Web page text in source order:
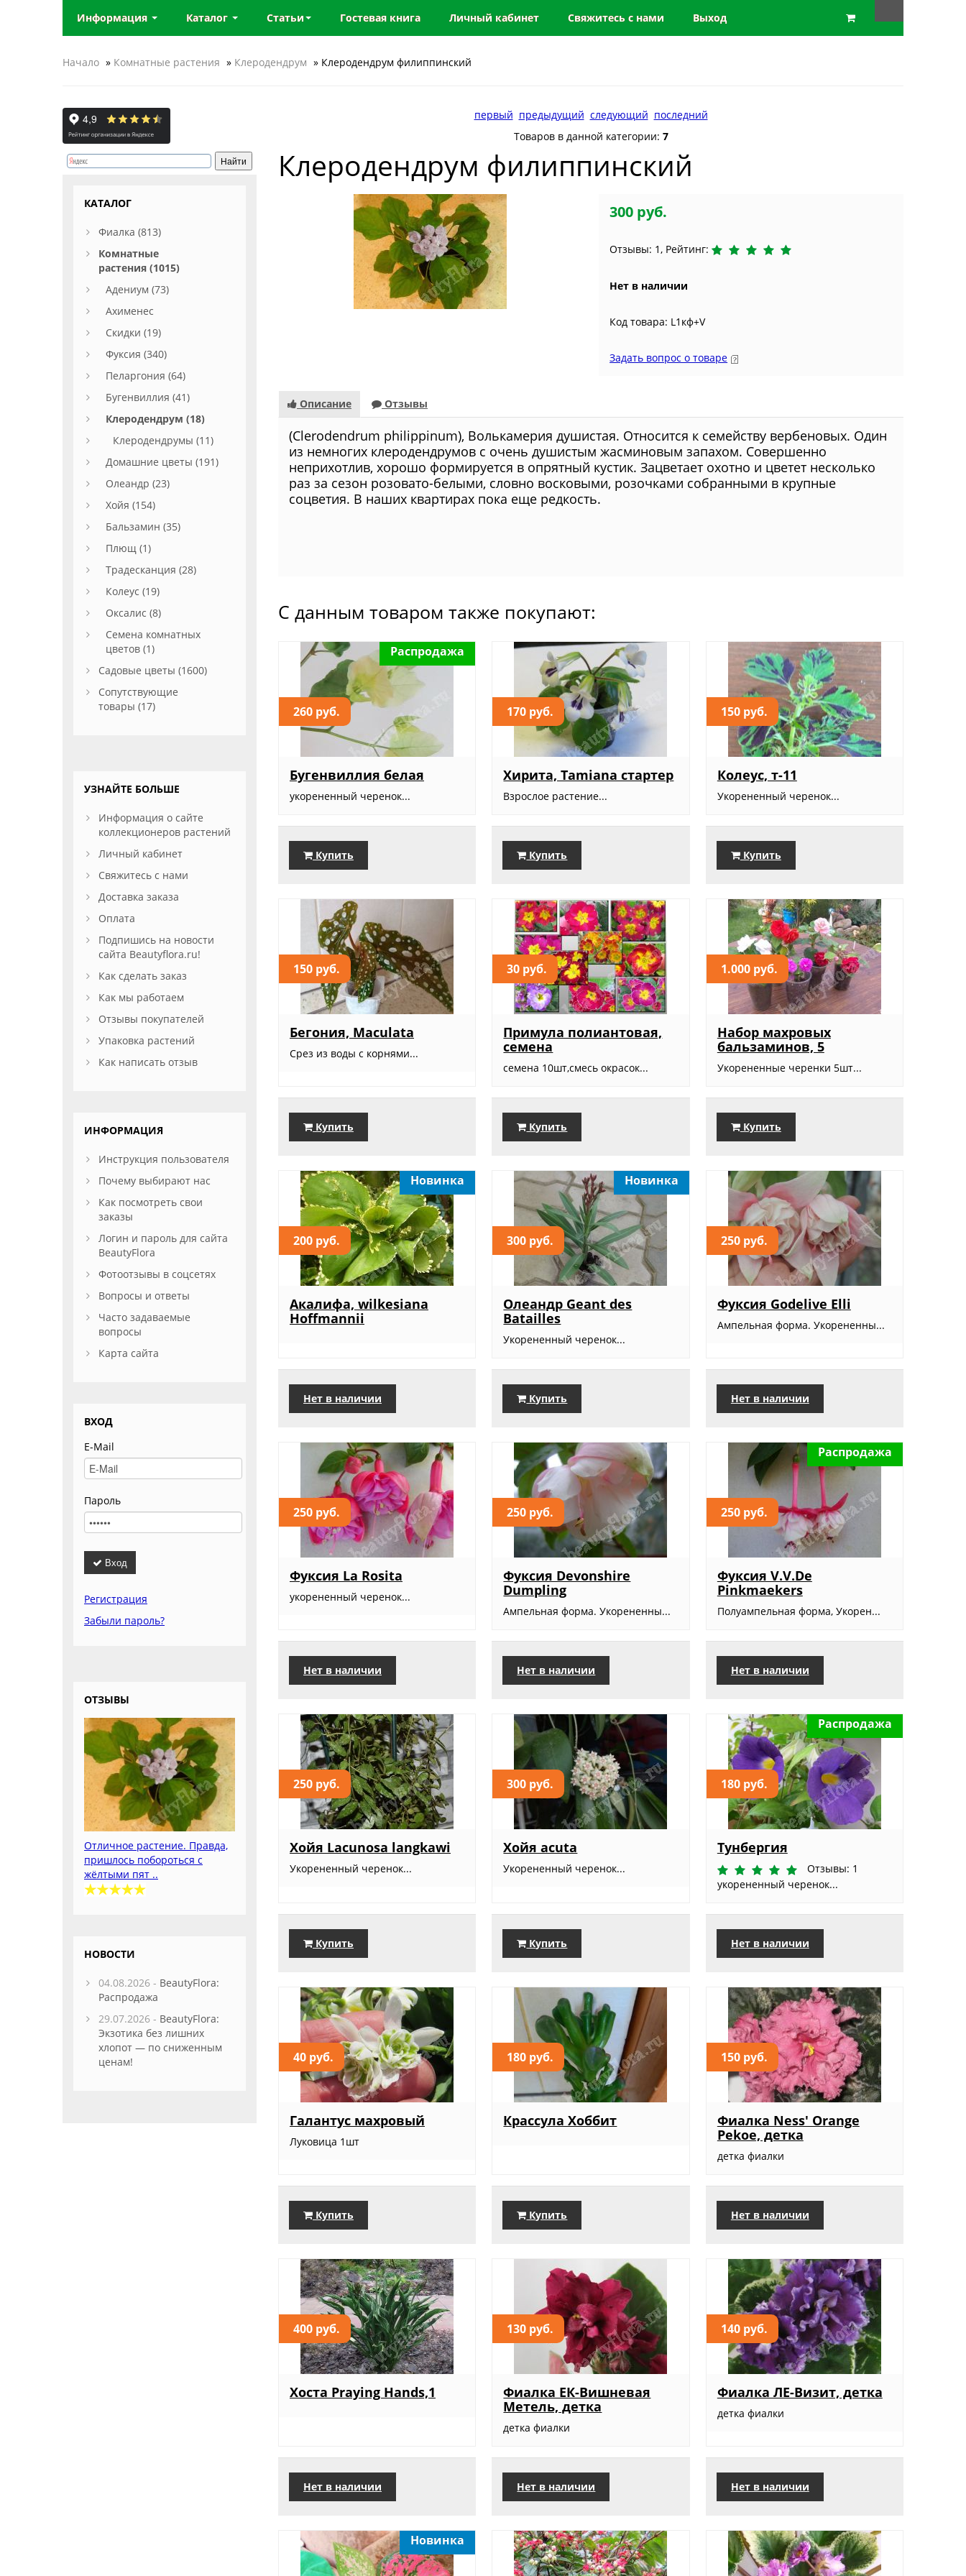
Информация Каталог Статьи Гостевая книга Личный кабинет Свяжитесь с нами Выход
Начало » Комнатные растения » Клеродендрум » Клеродендрум филиппинский
первый предыдущий следующий последний
Товаров в данной категории: 7
Клеродендрум филиппинский
300 руб.
Отзывы: 1, Рейтинг:
Нет в наличии
Код товара: L1кф+V
Задать вопрос о товаре
Описание Отзывы
(Clerodendrum philippinum), Волькамерия душистая. Относится к семейству вербеновых. Один
из немногих клеродендрумов с очень душистым жасминовым запахом. Совершенно
неприхотлив, хорошо формируется в опрятный кустик. Зацветает охотно и цветет несколько
раз за сезон розовато-белыми, словно восковыми, розочками собранными в крупные
соцветия. В наших квартирах пока еще редкость.
С данным товаром также покупают:
260 руб.
Распродажа
Бугенвиллия белая
укорененный черенок...
Купить
170 руб.
Хирита, Tamiana стартер
Взрослое растение...
Купить
150 руб.
Колеус, т-11
Укорененный черенок...
Купить
150 руб.
Бегония, Maculata
Срез из воды с корнями...
Купить
30 руб.
Примула полиантовая,
семена
семена 10шт,смесь окрасок...
Купить
1.000 руб.
Набор махровых
бальзаминов, 5
Укорененные черенки 5шт...
Купить
200 руб.
Новинка
Акалифа, wilkesiana
Hoffmannii
Нет в наличии
300 руб.
Новинка
Олеандр Geant des
Batailles
Укорененный черенок...
Купить
250 руб.
Фуксия Godelive Elli
Ампельная форма. Укорененны...
Нет в наличии
250 руб.
Фуксия La Rosita
укорененный черенок...
Нет в наличии
250 руб.
Фуксия Devonshire
Dumpling
Ампельная форма. Укорененны...
Нет в наличии
250 руб.
Распродажа
Фуксия V.V.De
Pinkmaekers
Полуампельная форма, Укорен...
Нет в наличии
250 руб.
Хойя Lacunosa langkawi
Укорененный черенок...
Купить
300 руб.
Хойя acuta
Укорененный черенок...
Купить
180 руб.
Распродажа
Тунбергия
Отзывы: 1
укорененный черенок...
Нет в наличии
40 руб.
Галантус махровый
Луковица 1шт
Купить
180 руб.
Крассула Хоббит
Купить
150 руб.
Фиалка Ness' Orange
Pekoe, детка
детка фиалки
Нет в наличии
400 руб.
Хоста Praying Hands,1
Нет в наличии
130 руб.
Фиалка ЕК-Вишневая
Метель, детка
детка фиалки
Нет в наличии
140 руб.
Фиалка ЛЕ-Визит, детка
детка фиалки
Нет в наличии
Новинка
КАТАЛОГ
Фиалка (813)
Комнатные
растения (1015)
Адениум (73)
Ахименес
Скидки (19)
Фуксия (340)
Пеларгония (64)
Бугенвиллия (41)
Клеродендрум (18)
Клеродендрумы (11)
Домашние цветы (191)
Олеандр (23)
Хойя (154)
Бальзамин (35)
Плющ (1)
Традесканция (28)
Колеус (19)
Оксалис (8)
Семена комнатных
цветов (1)
Садовые цветы (1600)
Сопутствующие
товары (17)
УЗНАЙТЕ БОЛЬШЕ
Информация о сайте
коллекционеров растений
Личный кабинет
Свяжитесь с нами
Доставка заказа
Оплата
Подпишись на новости
сайта Beautyflora.ru!
Как сделать заказ
Как мы работаем
Отзывы покупателей
Упаковка растений
Как написать отзыв
ИНФОРМАЦИЯ
Инструкция пользователя
Почему выбирают нас
Как посмотреть свои
заказы
Логин и пароль для сайта
BeautyFlora
Фотоотзывы в соцсетях
Вопросы и ответы
Часто задаваемые
вопросы
Карта сайта
ВХОД
E-Mail
Пароль
Вход
Регистрация
Забыли пароль?
ОТЗЫВЫ
Отличное растение. Правда,
пришлось побороться с
жёлтыми пят ..
НОВОСТИ
04.08.2026 - BeautyFlora:
Распродажа
29.07.2026 - BeautyFlora:
Экзотика без лишних
хлопот — по сниженным
ценам!